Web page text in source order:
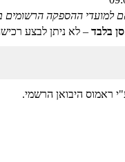
למועדי ההספקה הרשומים
בלבד – לא ניתן לבצע
ראמוס היבואן הרשמי.